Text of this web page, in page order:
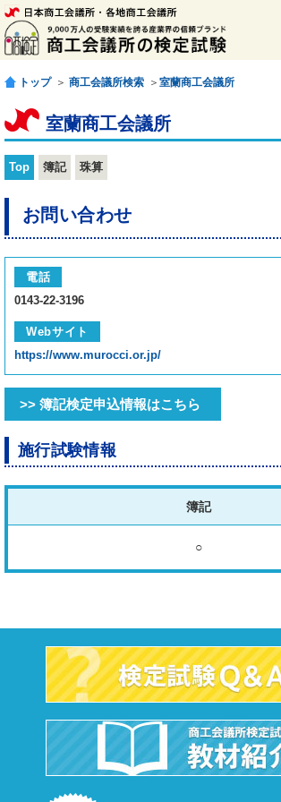
トップ ＞ 商工会議所検索 ＞ 室蘭商工会議所
室蘭商工会議所
Top 簿記 珠算
お問い合わせ
電話
0143-22-3196
Webサイト
https://www.murocci.or.jp/
>> 簿記検定申込情報はこちら
施行試験情報
簿記
○